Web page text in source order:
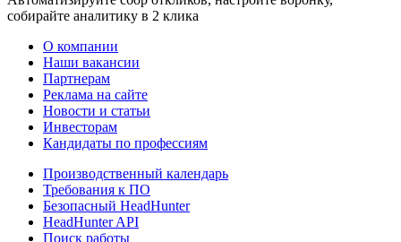
собирайте аналитику в 2 клика
О компании
Наши вакансии
Партнерам
Реклама на сайте
Новости и статьи
Инвесторам
Кандидаты по профессиям
Производственный календарь
Требования к ПО
Безопасный HeadHunter
HeadHunter API
Поиск работы